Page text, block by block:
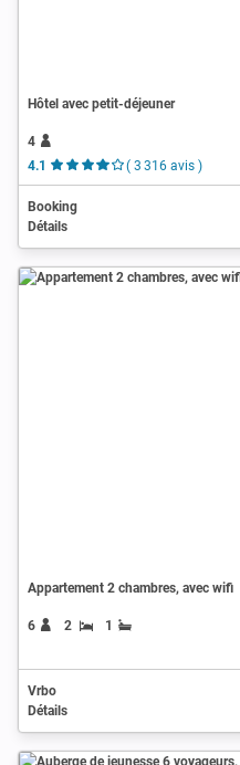
Hôtel avec petit-déjeuner
4
4.1
( 3 316 avis )
Booking
Détails
Appartement 2 chambres, avec wifi
6 2 1
Vrbo
Détails